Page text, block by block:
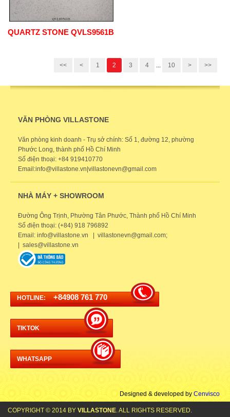
QUARTZ STONE QVLS9561B
<< < 1 2 3 4 ... 10 > >>
VĂN PHÒNG VILLASTONE
Văn phòng kinh doanh - Trụ sở chính: Số 1, đường 12, phường
Phước Long, thành phố Hồ Chí Minh
Số điện thoại: +84 919410770
Email:info@villastone.vn|villastonevn@gmail.com
NHÀ MÁY + SHOWROOM
Đường Ông Trịnh, Phường Tân Phước, Thành phố Hồ Chí Minh
Số điện thoại: (+84) 918 796892
Email: info@villastone.vn | villastonevn@gmail.com;
| sales@villastone.vn
HOTLINE:+84908 761 770
TIKTOK
WHATSAPP
Designed & developed by Cenvisco
COPYRIGHT © 2014 BY VILLASTONE. ALL RIGHTS RESERVED.